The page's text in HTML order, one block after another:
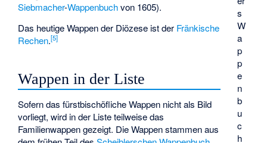
s
W
a
p
p
e
n
b
u
c
h
Siebmacher-Wappenbuchvon 1605).
Das heutige Wappen der Diözese ist der Fränkische
Rechen.[5]
Wappen in der Liste
Sofern das fürstbischöfliche Wappen nicht als Bild
vorliegt, wird in der Liste teilweise das
Familienwappen gezeigt. Die Wappen stammen aus